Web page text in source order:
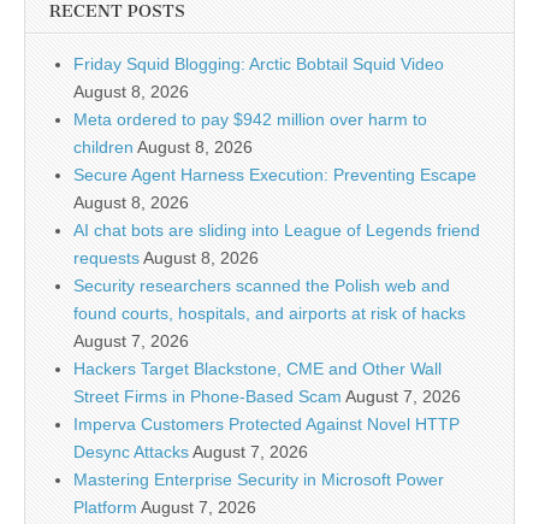
RECENT POSTS
Friday Squid Blogging: Arctic Bobtail Squid Video
August 8, 2026
Meta ordered to pay $942 million over harm to
children August 8, 2026
Secure Agent Harness Execution: Preventing Escape
August 8, 2026
AI chat bots are sliding into League of Legends friend
requestsAugust 8, 2026
Security researchers scanned the Polish web and
found courts, hospitals, and airports at risk of hacks
August 7, 2026
Hackers Target Blackstone, CME and Other Wall
Street Firms in Phone-Based Scam August 7, 2026
Imperva Customers Protected Against Novel HTTP
Desync AttacksAugust 7, 2026
Mastering Enterprise Security in Microsoft Power
Platform August 7, 2026